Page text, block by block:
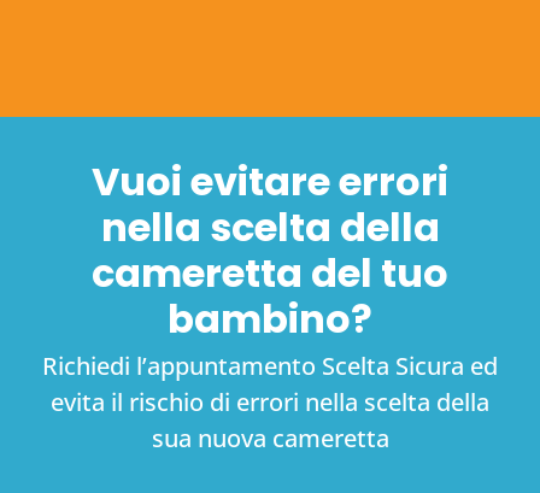
Vuoi evitare errori
nella scelta della
cameretta del tuo
bambino?
Richiedi l’appuntamento Scelta Sicura ed
evita il rischio di errori nella scelta della
sua nuova cameretta